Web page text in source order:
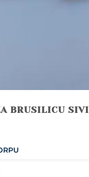
BRUSILICU SIVI